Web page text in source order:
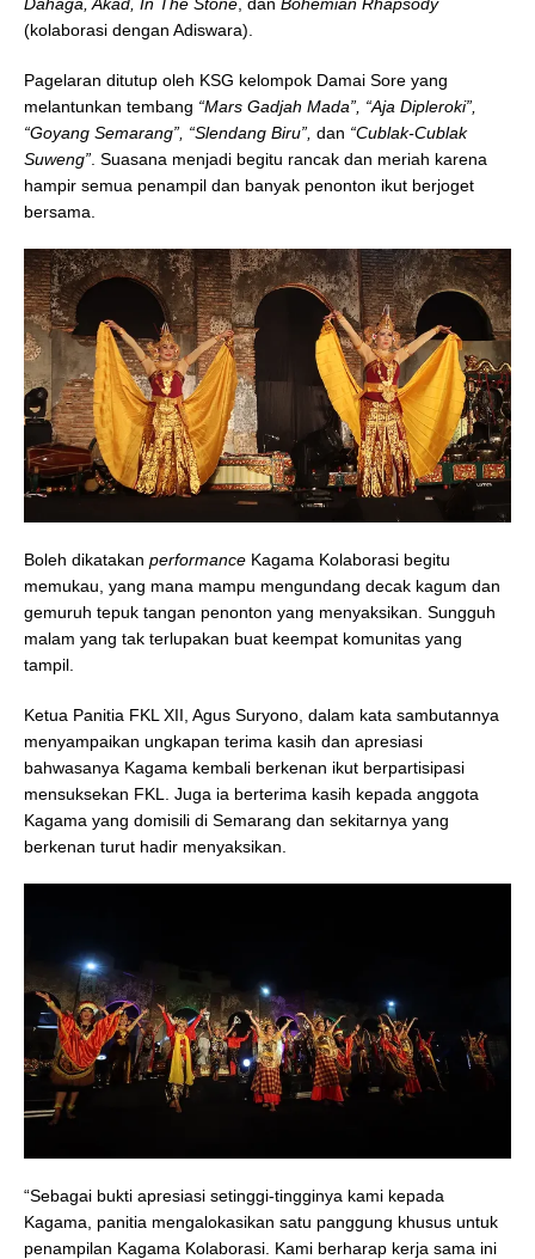
(kolaborasi dengan Adiswara).
Pagelaran ditutup oleh KSG kelompok Damai Sore yang
melantunkan tembang “Mars Gadjah Mada”, “Aja Dipleroki”,
“Goyang Semarang”, “Slendang Biru”, dan “Cublak-Cublak
Suweng” . Suasana menjadi begitu rancak dan meriah karena
hampir semua penampil dan banyak penonton ikut berjoget
bersama.
Boleh dikatakan performance Kagama Kolaborasi begitu
memukau, yang mana mampu mengundang decak kagum dan
gemuruh tepuk tangan penonton yang menyaksikan. Sungguh
malam yang tak terlupakan buat keempat komunitas yang
tampil.
Ketua Panitia FKL XII, Agus Suryono, dalam kata sambutannya
menyampaikan ungkapan terima kasih dan apresiasi
bahwasanya Kagama kembali berkenan ikut berpartisipasi
mensuksekan FKL. Juga ia berterima kasih kepada anggota
Kagama yang domisili di Semarang dan sekitarnya yang
berkenan turut hadir menyaksikan.
“Sebagai bukti apresiasi setinggi-tingginya kami kepada
Kagama, panitia mengalokasikan satu panggung khusus untuk
penampilan Kagama Kolaborasi. Kami berharap kerja sama ini